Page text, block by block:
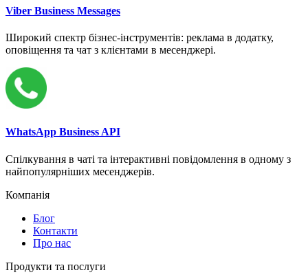
Viber Business Messages
Широкий спектр бізнес-інструментів: реклама в додатку,
оповіщення та чат з клієнтами в месенджері.
WhatsApp Business API
Спілкування в чаті та інтерактивні повідомлення в одному з
найпопулярніших месенджерів.
Компанія
Блог
Контакти
Про нас
Продукти та послуги